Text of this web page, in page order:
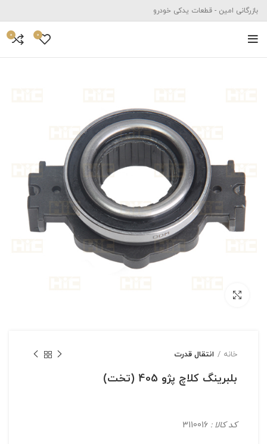
بازرگانی امین - قطعات یدکی خودرو
0
0
خانه انتقال قدرت
بلبرینگ کلاچ پژو 405 (تخت)
کد کالا :